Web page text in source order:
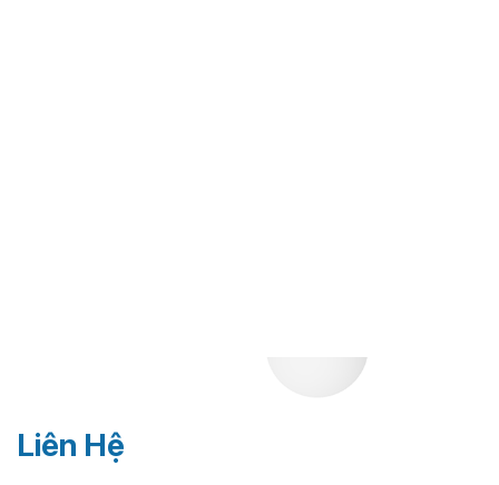
Liên Hệ